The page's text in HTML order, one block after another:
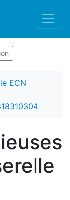
ECN